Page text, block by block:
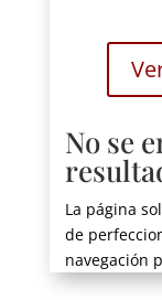
No se
La página
de
navegación